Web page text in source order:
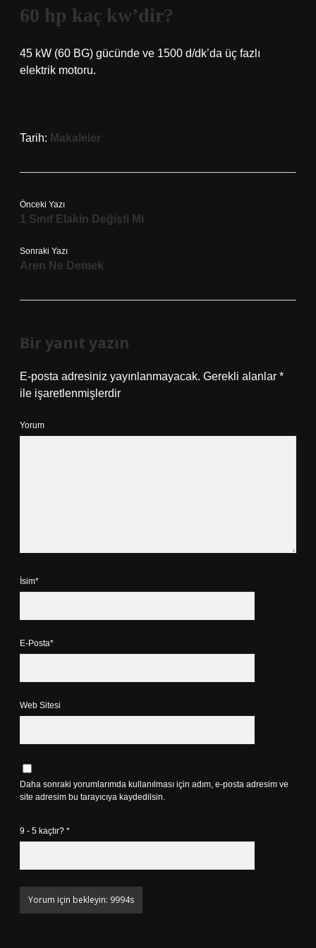
60 hp kaç kw’dir?
45 kW (60 BG) gücünde ve 1500 d/dk’da üç fazlı
elektrik motoru.
Tarih: Makaleler
Önceki Yazı
1 Sınıf Elakin Değişti Mi
Sonraki Yazı
Aren Ne Demek
Bir yanıt yazın
E-posta adresiniz yayınlanmayacak. Gerekli alanlar *
ile işaretlenmişlerdir
Yorum
İsim*
E-Posta*
Web Sitesi
Daha sonraki yorumlarımda kullanılması için adım, e-posta adresim ve
site adresim bu tarayıcıya kaydedilsin.
9 - 5 kaçtır? *